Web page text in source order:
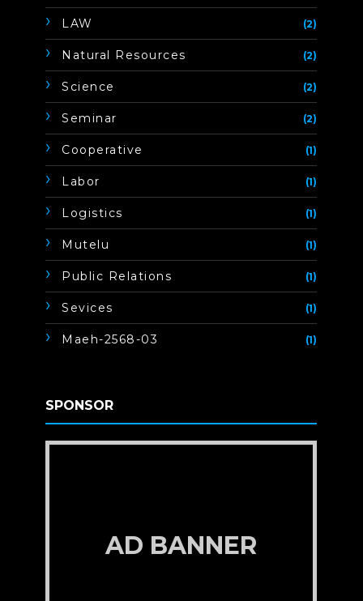
LAW (2)
Natural Resources (2)
Science (2)
Seminar (2)
Cooperative (1)
Labor (1)
Logistics (1)
Mutelu (1)
Public Relations (1)
Sevices (1)
Maeh-2568-03 (1)
SPONSOR
AD BANNER